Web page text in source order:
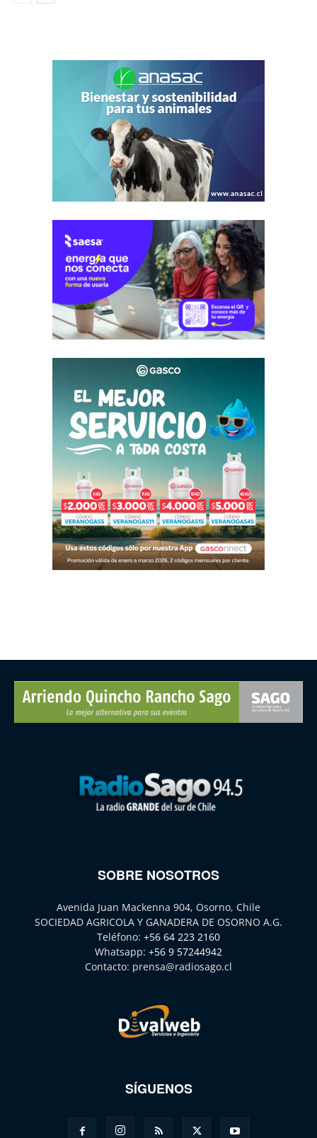
SOBRE NOSOTROS
Avenida Juan Mackenna 904, Osorno, Chile
SOCIEDAD AGRICOLA Y GANADERA DE OSORNO A.G.
Teléfono: +56 64 223 2160
Whatsapp: +56 9 57244942
Contacto: prensa@radiosago.cl
SÍGUENOS